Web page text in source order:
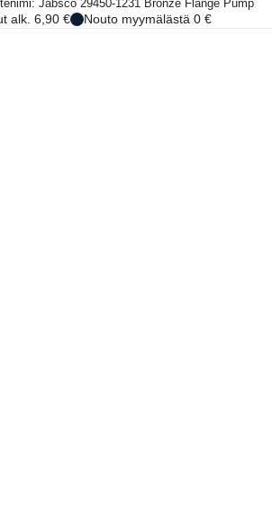
Jabsco 29450-1231 Bronze Flange Pump
alk. 6,90 € Nouto myymälästä 0 €